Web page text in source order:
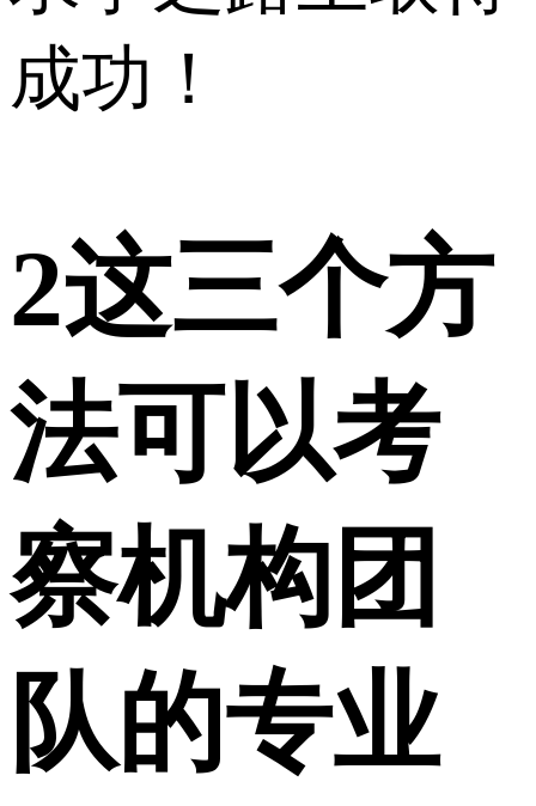
成功！
2这三个方
法可以考
察机构团
队的专业